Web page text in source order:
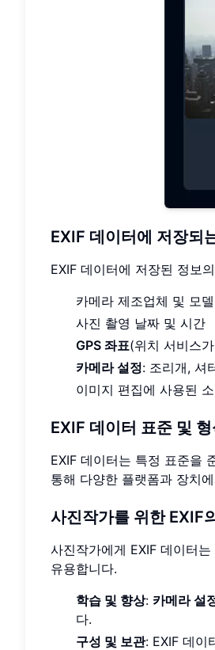
EXIF 데이터에 저장되
EXIF 데이터에 저장된 정보
카메라 제조업체 및 모델
사진 촬영 날짜 및 시간
GPS 좌표(위치 서비스
카메라 설정: 조리개, 셔
이미지 편집에 사용된
EXIF 데이터 표준 및 형
EXIF 데이터는 특정 표준을
통해 다양한 플랫폼과 장치
사진작가를 위한 EXIF
사진작가에게 EXIF 데이터
유용합니다.
학습 및 향상: 카메라 설
다.
구성 및 보관: EXIF 데이